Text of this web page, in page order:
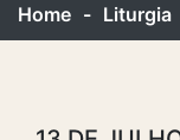
Home - Liturgia